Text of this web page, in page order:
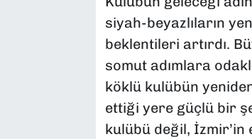
siyah-beyazlıların
beklentileri artırdı.
somut adımlara
köklü kulübün
ettiği yere güçlü bir
kulübü değil,